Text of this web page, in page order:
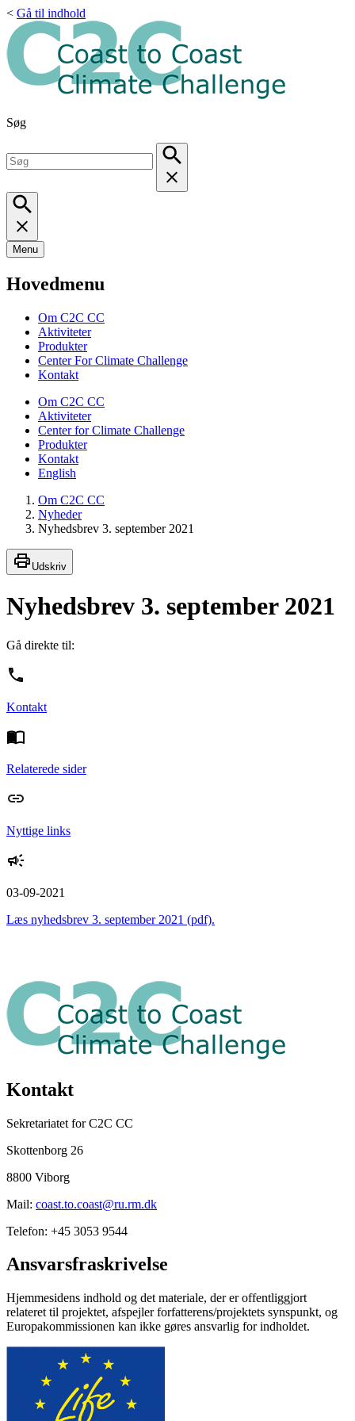
< Gå til indhold
Søg
Menu
Hovedmenu
Om C2C CC
Aktiviteter
Produkter
Center For Climate Challenge
Kontakt
Om C2C CC
Aktiviteter
Center for Climate Challenge
Produkter
Kontakt
English
Om C2C CC
Nyheder
Nyhedsbrev 3. september 2021
Udskriv
Nyhedsbrev 3. september 2021
Gå direkte til:
Kontakt
Relaterede sider
Nyttige links
03-09-2021
Læs nyhedsbrev 3. september 2021 (pdf).
Kontakt
Sekretariatet for C2C CC
Skottenborg 26
8800 Viborg
Mail: coast.to.coast@ru.rm.dk
Telefon: +45 3053 9544
Ansvarsfraskrivelse
Hjemmesidens indhold og det materiale, der er offentliggjort
relateret til projektet, afspejler forfatterens/projektets synspunkt, og
Europakommissionen kan ikke gøres ansvarlig for indholdet.